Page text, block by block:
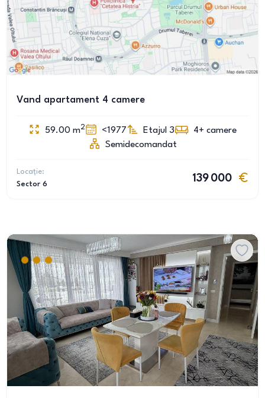
Vand apartament 4 camere
59.00 m2 <1977 Etajul 3 4+ camere
Semidecomandat
Locație:
Sector 6
139 000